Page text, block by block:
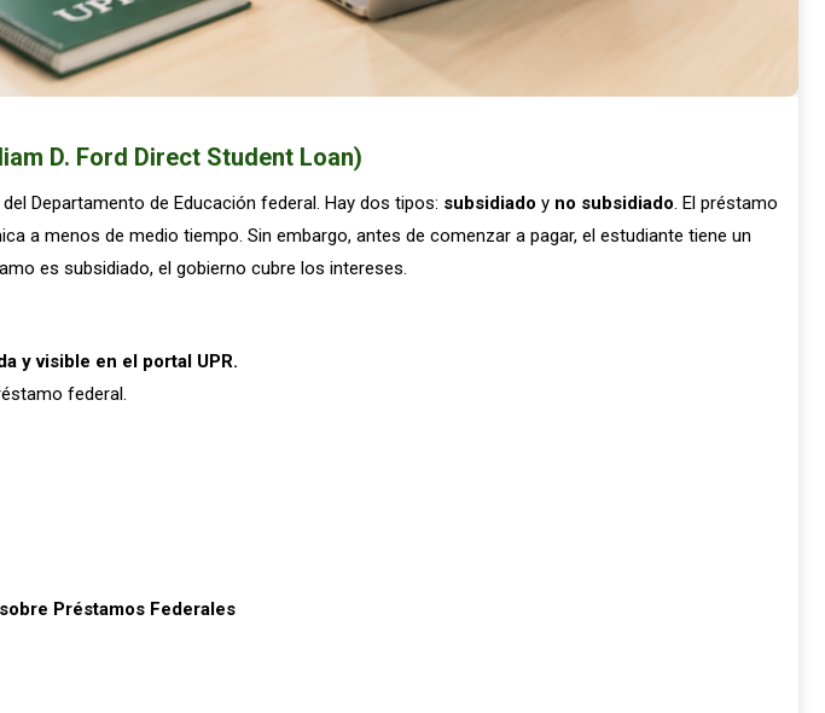
D. Ford Direct Student Loan)
Departamento de Educación federal. Hay dos tipos: subsidiado y no subsidiado. El préstamo
a menos de medio tiempo. Sin embargo, antes de comenzar a pagar, el estudiante tiene un
es subsidiado, el gobierno cubre los intereses.
y visible en el portal UPR.
federal.
Préstamos Federales